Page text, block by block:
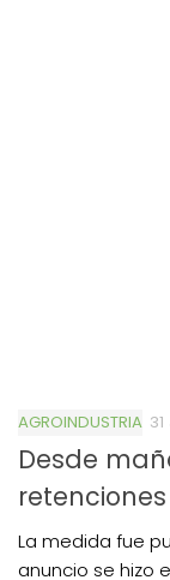
AGROINDUSTRIA
Desde
La medida fue
anuncio se hizo